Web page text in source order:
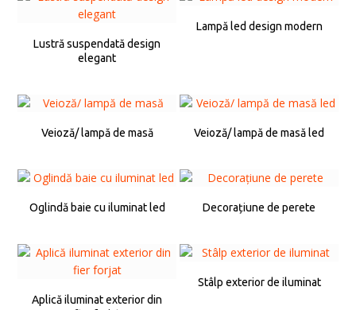
Lustră suspendată design
elegant
Lampă led design modern
Veioză/ lampă de masă Veioză/ lampă de masă led
Oglindă baie cu iluminat led Decorațiune de perete
Aplică iluminat exterior din
Stâlp exterior de iluminat